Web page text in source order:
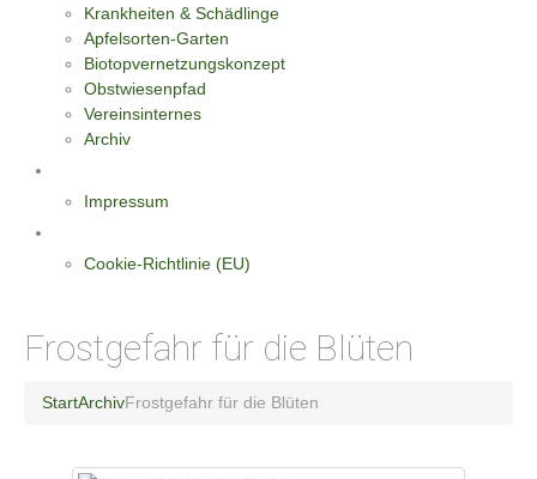
Krankheiten & Schädlinge
Apfelsorten-Garten
Biotopvernetzungskonzept
Obstwiesenpfad
Vereinsinternes
Archiv
Impressum
Cookie-Richtlinie (EU)
Frostgefahr für die Blüten
StartArchivFrostgefahr für die Blüten